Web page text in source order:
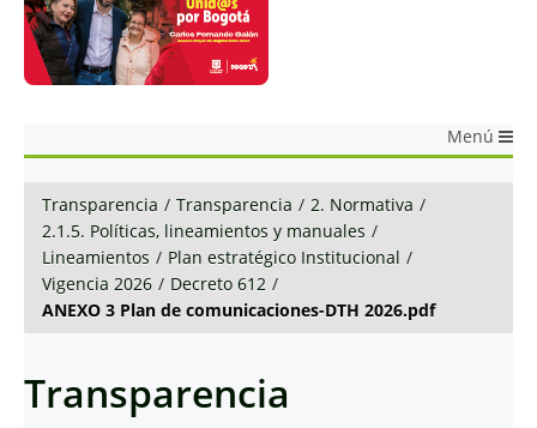
Menú
Transparencia / Transparencia / 2. Normativa /
2.1.5. Políticas, lineamientos y manuales /
Lineamientos / Plan estratégico Institucional /
Vigencia 2026 / Decreto 612 /
ANEXO 3 Plan de comunicaciones-DTH 2026.pdf
Transparencia